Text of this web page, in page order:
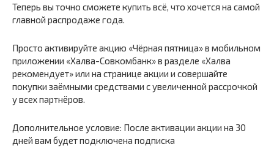
Теперь вы точно сможете купить всё, что хочется на самой
главной распродаже года.
Просто активируйте акцию «Чёрная пятница» в мобильном
приложении «Халва-Совкомбанк» в разделе «Халва
рекомендует» или на странице акции и совершайте
покупки заёмными средствами с увеличенной рассрочкой
у всех партнёров.
Дополнительное условие: После активации акции на 30
дней вам будет подключена подписка